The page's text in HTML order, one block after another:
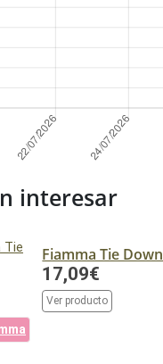
interesar
Fiamma Tie Down
17,09€
Ver producto